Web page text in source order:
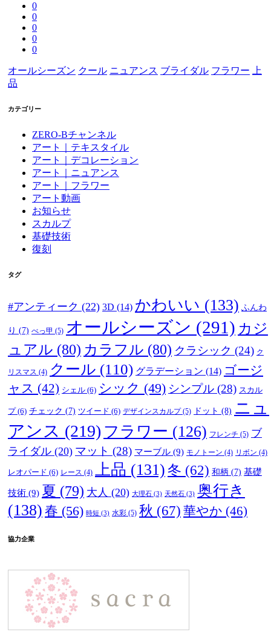
0
0
0
0
0
オールシーズン クール ニュアンス ブライダル フラワー
上
品
カテゴリー
ZERO-Bチャンネル
アート｜テキスタイル
アート｜デコレーション
アート｜ニュアンス
アート｜フラワー
アート動画
お知らせ
スカルプ
基礎技術
復刻
タグ
#アンティーク (22) 3D (14) かわいい (133) ふんわ
り (7) べっ甲 (5) オールシーズン (291) カジ
ュアル (80) カラフル (80) クラシック (24) ク
リスマス (4) クール (110) グラデーション (14) ゴージ
ャス (42) シェル (6) シック (49) シンプル (28) スカル
プ(6) チェック (7) ツイード (6) デザインスカルプ(5) ドット (8) ニュ
アンス (219) フラワー (126) フレンチ (5) ブ
ライダル (20) マット (28) マーブル (9) モノトーン (4) リボン (4)
レオパード (6) レース (4) 上品 (131) 冬 (62) 和柄 (7) 基礎
技術 (9) 夏 (79) 大人 (20) 大理石 (3) 天然石 (3) 奥行き
(138) 春 (56) 時短 (3) 水彩 (5) 秋 (67) 華やか (46)
協力企業